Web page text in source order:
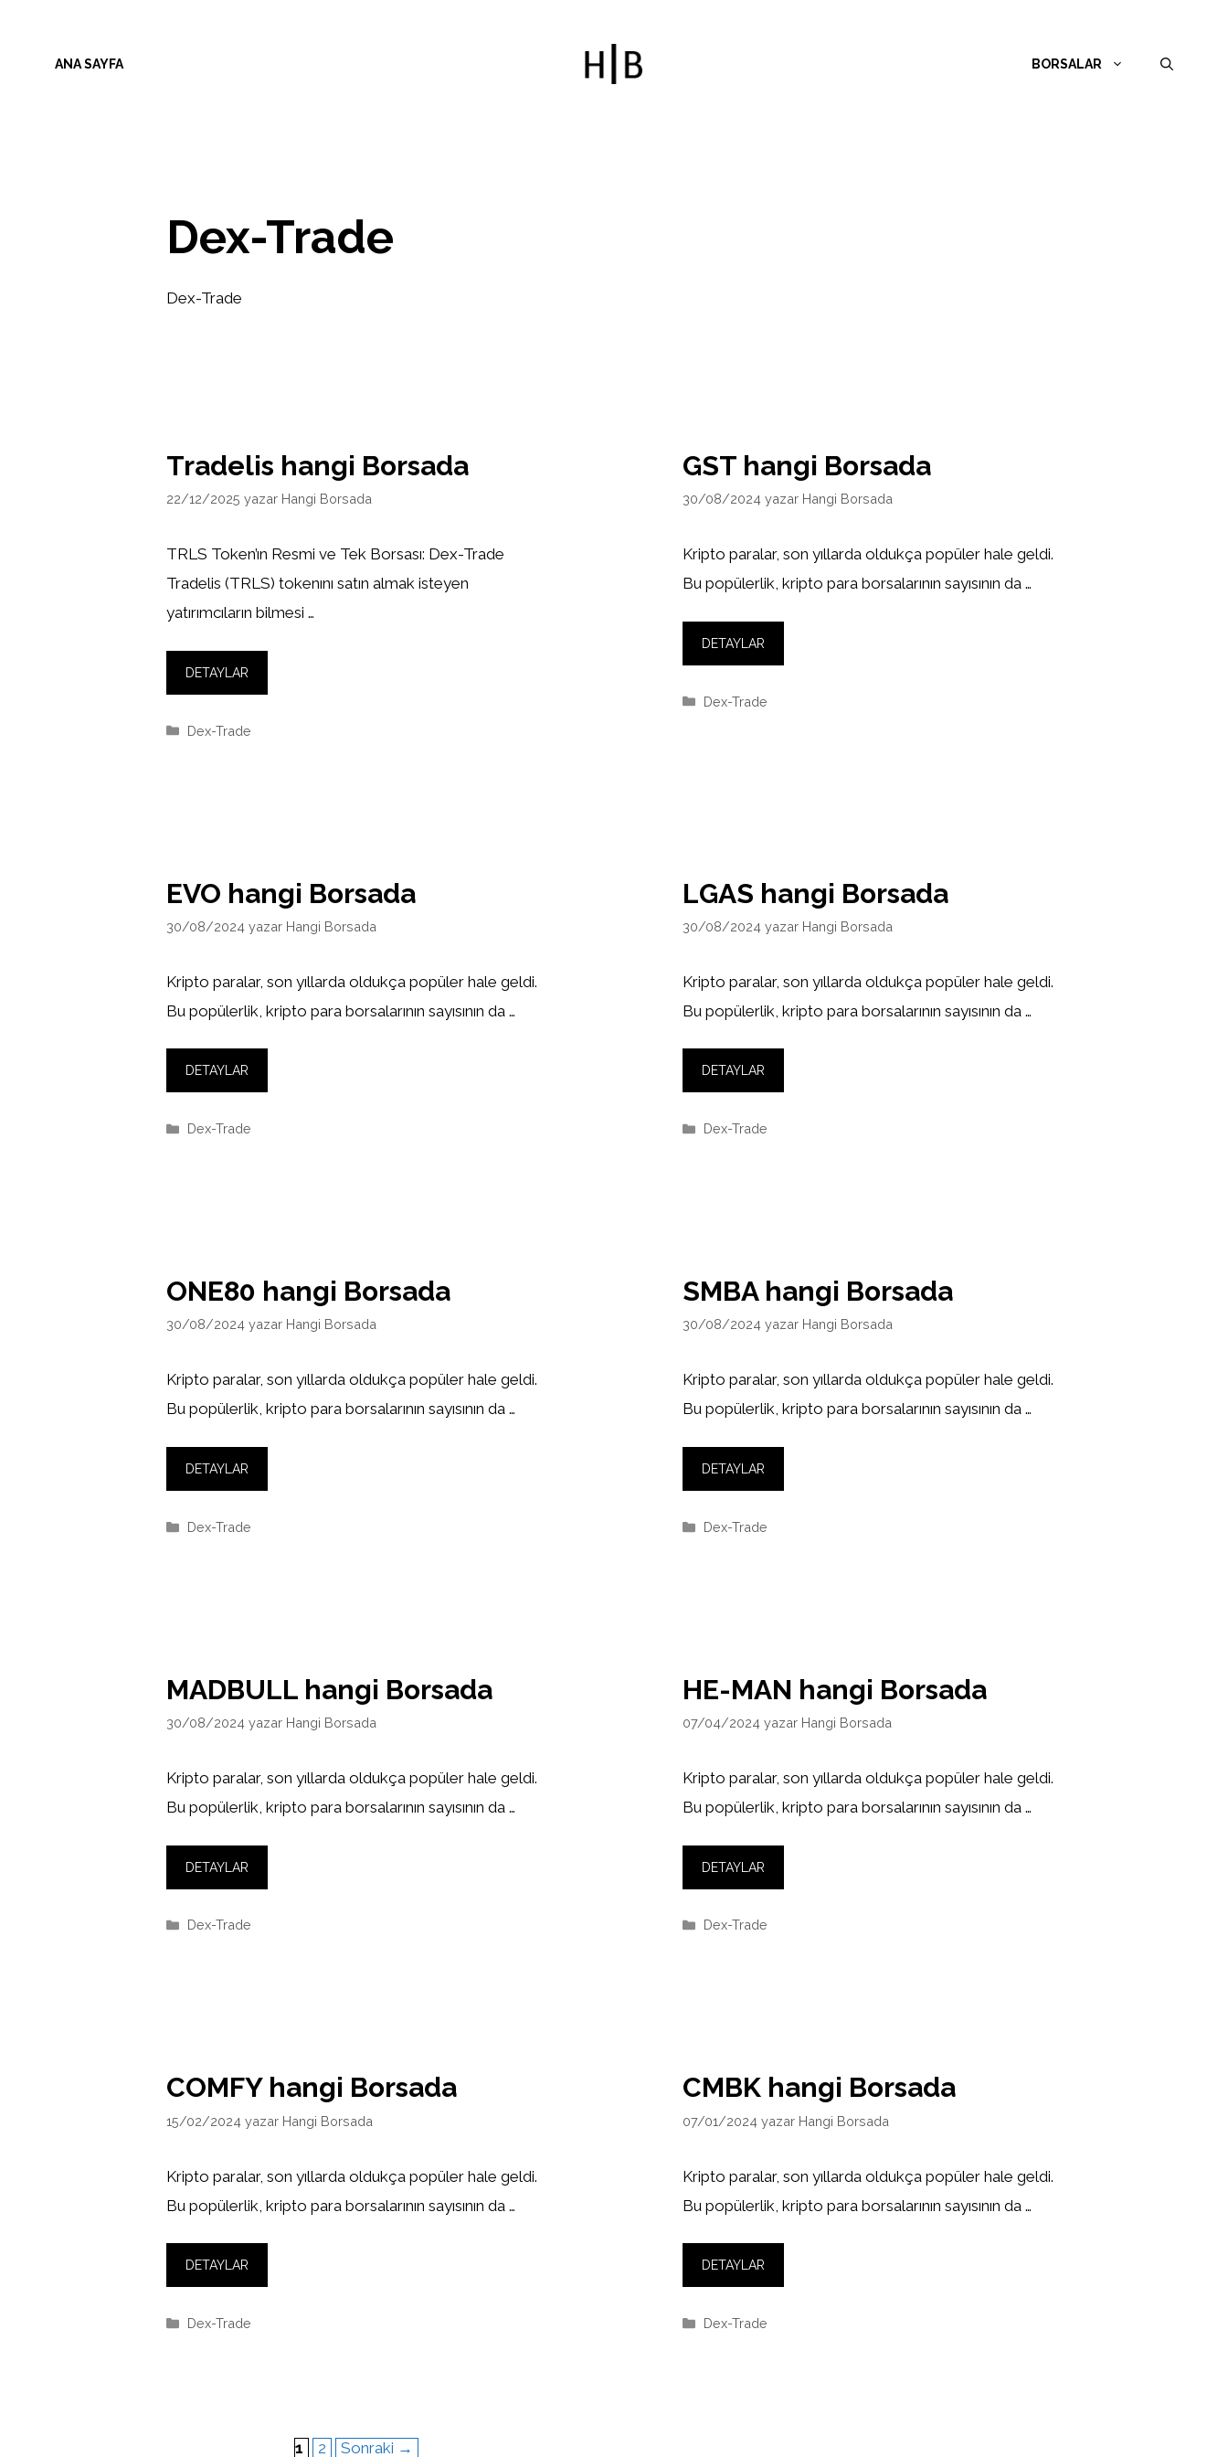
ANA SAYFA BORSALAR
Dex-Trade
Dex-Trade
Tradelis hangi Borsada
22/12/2025 yazar Hangi Borsada
TRLS Token’ın Resmi ve Tek Borsası: Dex-Trade
Tradelis (TRLS) tokenını satın almak isteyen
yatırımcıların bilmesi …
DETAYLAR
Kategoriler
Dex-Trade
GST hangi Borsada
30/08/2024 yazar Hangi Borsada
Kripto paralar, son yıllarda oldukça popüler hale geldi.
Bu popülerlik, kripto para borsalarının sayısının da …
DETAYLAR
Kategoriler
Dex-Trade
EVO hangi Borsada
30/08/2024 yazar Hangi Borsada
Kripto paralar, son yıllarda oldukça popüler hale geldi.
Bu popülerlik, kripto para borsalarının sayısının da …
DETAYLAR
Kategoriler
Dex-Trade
LGAS hangi Borsada
30/08/2024 yazar Hangi Borsada
Kripto paralar, son yıllarda oldukça popüler hale geldi.
Bu popülerlik, kripto para borsalarının sayısının da …
DETAYLAR
Kategoriler
Dex-Trade
ONE80 hangi Borsada
30/08/2024 yazar Hangi Borsada
Kripto paralar, son yıllarda oldukça popüler hale geldi.
Bu popülerlik, kripto para borsalarının sayısının da …
DETAYLAR
Kategoriler
Dex-Trade
SMBA hangi Borsada
30/08/2024 yazar Hangi Borsada
Kripto paralar, son yıllarda oldukça popüler hale geldi.
Bu popülerlik, kripto para borsalarının sayısının da …
DETAYLAR
Kategoriler
Dex-Trade
MADBULL hangi Borsada
30/08/2024 yazar Hangi Borsada
Kripto paralar, son yıllarda oldukça popüler hale geldi.
Bu popülerlik, kripto para borsalarının sayısının da …
DETAYLAR
Kategoriler
Dex-Trade
HE-MAN hangi Borsada
07/04/2024 yazar Hangi Borsada
Kripto paralar, son yıllarda oldukça popüler hale geldi.
Bu popülerlik, kripto para borsalarının sayısının da …
DETAYLAR
Kategoriler
Dex-Trade
COMFY hangi Borsada
15/02/2024 yazar Hangi Borsada
Kripto paralar, son yıllarda oldukça popüler hale geldi.
Bu popülerlik, kripto para borsalarının sayısının da …
DETAYLAR
Kategoriler
Dex-Trade
CMBK hangi Borsada
07/01/2024 yazar Hangi Borsada
Kripto paralar, son yıllarda oldukça popüler hale geldi.
Bu popülerlik, kripto para borsalarının sayısının da …
DETAYLAR
Kategoriler
Dex-Trade
Sayfa
1 Sayfa
2 Sonraki →